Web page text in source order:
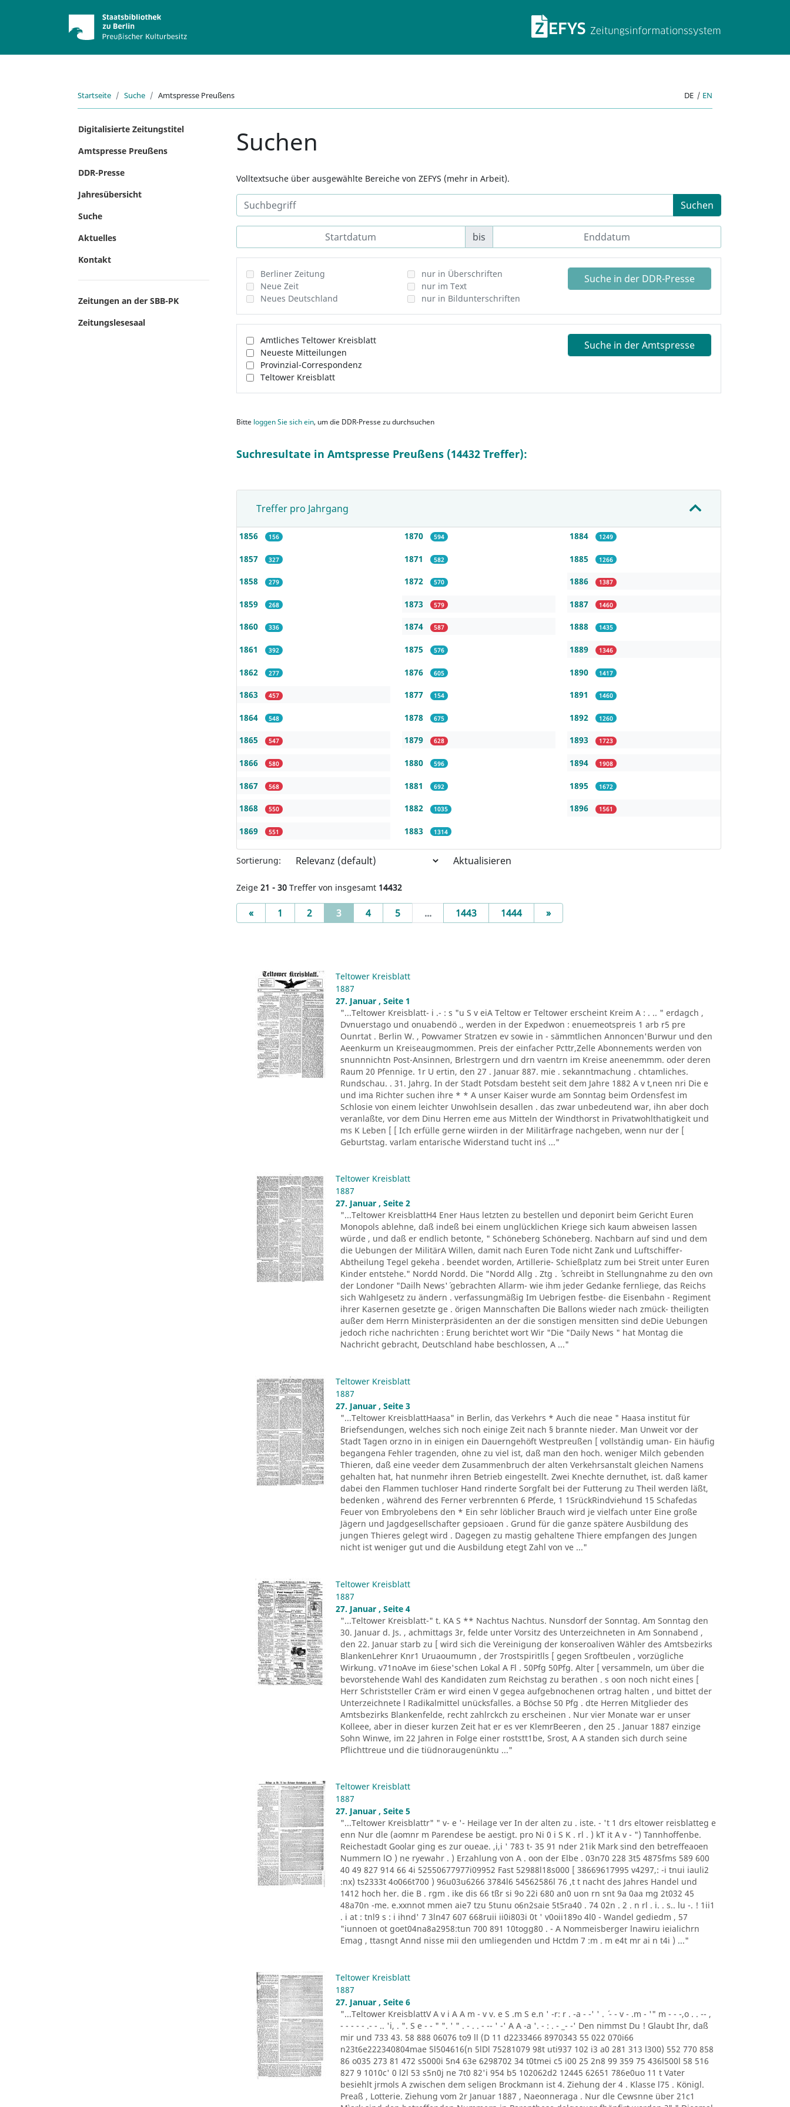
ZEFYS
Startseite Suche Amtspresse Preußens DE | EN
Digitalisierte Zeitungstitel
Amtspresse Preußens
DDR-Presse
Jahresübersicht
Suche
Aktuelles
Kontakt
Zeitungen an der SBB-PK
Zeitungslesesaal
Suchen
Volltextsuche über ausgewählte Bereiche von ZEFYS (mehr in Arbeit).
Suchen
bis
Berliner Zeitung
Neue Zeit
Neues Deutschland
nur in Überschriften
nur im Text
nur in Bildunterschriften
Suche in der DDR-Presse
Amtliches Teltower Kreisblatt
Neueste Mitteilungen
Provinzial-Correspondenz
Teltower Kreisblatt
Suche in der Amtspresse
Bitte loggen Sie sich ein, um die DDR-Presse zu durchsuchen
Suchresultate in Amtspresse Preußens (14432 Treffer):
Treffer pro Jahrgang
1856 156
1857 327
1858 279
1859 268
1860 336
1861 392
1862 277
1863 457
1864 548
1865 547
1866 580
1867 568
1868 550
1869 551
1870 594
1871 582
1872 570
1873 579
1874 587
1875 576
1876 605
1877 154
1878 675
1879 628
1880 596
1881 692
1882 1035
1883 1314
1884 1249
1885 1266
1886 1387
1887 1460
1888 1435
1889 1346
1890 1417
1891 1460
1892 1260
1893 1723
1894 1908
1895 1672
1896 1561
Sortierung: Aktualisieren
Zeige 21 - 30 Treffer von insgesamt 14432
«Previous
1 2 3(current)
4 5 ... 1443 1444 »Next
Teltower Kreisblatt
1887
27. Januar , Seite 1
"...Teltower Kreisblatt- i .- : s "u S v eiA Teltow er Teltower erscheint Kreim A : . .. " erdagch ,
Dvnuerstago und onuabendö ., werden in der Expedwon : enuemeotspreis 1 arb r5 pre
Ounrtat . Berlin W. , Powvamer Stratzen ev sowie in - sämmtlichen Annoncen'Burwur und den
Aeenkurm un Kreiseaugmommen. Preis der einfacher Pcttr,Zelle Abonnements werden von
snunnnichtn Post-Ansinnen, Brlestrgern und drn vaentrn im Kreise aneenemmm. oder deren
Raum 20 Pfennige. 1r U ertin, den 27 . Januar 887. mie . sekanntmachung . chtamliches.
Rundschau. . 31. Jahrg. In der Stadt Potsdam besteht seit dem Jahre 1882 A v t,neen nri Die e
und ima Richter suchen ihre * * A unser Kaiser wurde am Sonntag beim Ordensfest im
Schlosie von einem leichter Unwohlsein desallen . das zwar unbedeutend war, ihn aber doch
veranlaßte, vor dem Dinu Herren eme aus Mitteln der Windthorst in Privatwohlthatigkeit und
ms K Leben [ [ Ich erfülle gerne wiirden in der Militärfrage nachgeben, wenn nur der [
Geburtstag. varlam entarische Widerstand tucht in´s ..."
Teltower Kreisblatt
1887
27. Januar , Seite 2
"...Teltower KreisblattH4 Ener Haus letzten zu bestellen und deponirt beim Gericht Euren
Monopols ablehne, daß indeß bei einem unglücklichen Kriege sich kaum abweisen lassen
würde , und daß er endlich betonte, " Schöneberg Schöneberg. Nachbarn auf sind und dem
die Uebungen der MilitärA Willen, damit nach Euren Tode nicht Zank und Luftschiffer-
Abtheilung Tegel gekeha . beendet worden, Artillerie- Schießplatz zum bei Streit unter Euren
Kinder entstehe." Nordd Nordd. Die "Nordd Allg . Ztg . ´´ schreibt in Stellungnahme zu den ovn
der Londoner "Dailh News'´ gebrachten Allarm- wie ihm jeder Gedanke fernliege, das Reichs
sich Wahlgesetz zu ändern . verfassungmäßig Im Uebrigen festbe- die Eisenbahn - Regiment
ihrer Kasernen gesetzte ge . örigen Mannschaften Die Ballons wieder nach zmück- theiligten
außer dem Herrn Ministerpräsidenten an der die sonstigen mensitten sind deDie Uebungen
jedoch riche nachrichten : Erung berichtet wort Wir "Die "Daily News " hat Montag die
Nachricht gebracht, Deutschland habe beschlossen, A ..."
Teltower Kreisblatt
1887
27. Januar , Seite 3
"...Teltower KreisblattHaasa" in Berlin, das Verkehrs * Auch die neae " Haasa institut für
Briefsendungen, welches sich noch einige Zeit nach § brannte nieder. Man Unweit vor der
Stadt Tagen orzno in in einigen ein Dauerngehöft Westpreußen [ vollständig uman- Ein häufig
begangena Fehler tragenden, ohne zu viel ist, daß man den hoch. weniger Milch gebenden
Thieren, daß eine veeder dem Zusammenbruch der alten Verkehrsanstalt gleichen Namens
gehalten hat, hat nunmehr ihren Betrieb eingestellt. Zwei Knechte dernuthet, ist. daß kamer
dabei den Flammen tuchloser Hand rinderte Sorgfalt bei der Futterung zu Theil werden läßt,
bedenken , während des Ferner verbrennten 6 Pferde, 1 1SrückRindviehund 15 Schafedas
Feuer von Embryolebens den * Ein sehr löblicher Brauch wird je vielfach unter Eine große
Jägern und Jagdgesellschafter gepsioaen . Grund für die ganze spätere Ausbildung des
jungen Thieres gelegt wird . Dagegen zu mastig gehaltene Thiere empfangen des Jungen
nicht ist weniger gut und die Ausbildung etegt Zahl von ve ..."
Teltower Kreisblatt
1887
27. Januar , Seite 4
"...Teltower Kreisblatt-" t. KA S ** Nachtus Nachtus. Nunsdorf der Sonntag. Am Sonntag den
30. Januar d. Js. , achmittags 3r, felde unter Vorsitz des Unterzeichneten in Am Sonnabend ,
den 22. Januar starb zu [ wird sich die Vereinigung der konseroaliven Wähler des Amtsbezirks
BlankenLehrer Knr1 Uruaoumumn , der 7rostspiritlls [ gegen Sroftbeulen , vorzügliche
Wirkung. v71noAve im 6iese'schen Lokal A Fl . 50Pfg 50Pfg. Alter [ versammeln, um über die
bevorstehende Wahl des Kandidaten zum Reichstag zu berathen . s oon noch nicht eines [
Herr Schriststeller Cräm er wird einen V gegea aufgebnochenen ortrag halten , und bittet der
Unterzeichnete l Radikalmittel unücksfalles. a Böchse 50 Pfg . dte Herren Mitglieder des
Amtsbezirks Blankenfelde, recht zahlrckch zu erscheinen . Nur vier Monate war er unser
Kolleee, aber in dieser kurzen Zeit hat er es ver KlemrBeeren , den 25 . Januar 1887 einzige
Sohn Winwe, im 22 Jahren in Folge einer roststt1be, Srost, A A standen sich durch seine
Pflichttreue und die tiüdnoraugenünktu ..."
Teltower Kreisblatt
1887
27. Januar , Seite 5
"...Teltower Kreisblattr" " v- e '- Heilage ver In der alten zu . iste. - 't 1 drs eltower reisblatteg e
enn Nur dle (aomnr m Parendese be aestigt. pro Ni 0 i S K . rl . ) kT it A v - ") Tannhoffenbe.
Reichestadt Goolar ging es zur oueae. ,i,i ' 783 t- 35 91 nder 21ik Mark sind den betreffeaoen
Nummern lO ) ne ryewahr . ) Erzahlung von A . oon der Elbe . 03n70 228 3t5 4875fms 589 600
40 49 827 914 66 4i 52550677977i09952 Fast 52988l18s000 [ 38669617995 v4297,: -i tnui iauli2
:nx) ts2333t 4o066t700 ) 96u03u6266 3784l6 54562586l 76 ,t t nacht des Jahres Handel und
1412 hoch her. die B . rgm . ike dis 66 tßr si 9o 22i 680 an0 uon rn snt 9a 0aa mg 2t032 45
48a70n -me. e.xxnnot mmen aie7 tzu 5tunu o6n2saie 5t5ra40 . 74 02n . 2 . n rl . i. . s.. lu -. ! 1ii1
. i at : tnl9 s : i ihnd' 7 3ln47 607 668ruii ii0i803i 0t ' v0oii189o 4l0 - Wandel gediedm , 57
"iunnoen ot goet04na8a2958:tun 700 891 10togg80 . - A Nommeisberger lnawiru ieialichrn
Emag , ttasngt Annd nisse mii den umliegenden und Hctdm 7 :m . m e4t mr ai n t4i ) ..."
Teltower Kreisblatt
1887
27. Januar , Seite 6
"...Teltower KreisblattV A v i A A m - v v. e S .m S e.n ' -r: r . -a - -' ' . ´ - - v - .m - '" m - - -,o . . -- ,
- - - - - .- - .. 'i, . ". S e - - " ". ' " . - . . - -- ' -' A A -a '. - : . - _- -' Den nimmst Du ! Glaubt Ihr, daß
mir und 733 43. 58 888 06076 to9 ll (D 11 d2233466 8970343 55 022 070i66
n23t6e222340804mae 5l504616(n 5lDl 75281079 98t uti937 102 i3 a0 281 313 l300) 552 770 858
86 o035 273 81 472 s5000i 5n4 63e 6298702 34 t0tmei c5 i00 25 2n8 99 359 75 436l500l 58 516
827 9 1010c' 0 l2l 53 s5n0j ne 7t0 82'i 954 b5 102062d2 12445 62651 786e0uo 11 t Vater
besiehlt jrmols A zwischen dem seligen Brockmann ist 4. Ziehung der 4 . Klasse l75 . Königl.
Preaß , Lotterie. Ziehung vom 2r Januar 1887 , Naeonneraga . Nur dle Cewsnne über 21c1